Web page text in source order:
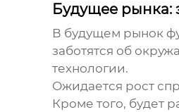
Будущее рынка:
В будущем рынок
заботятся об
технологии.
Ожидается рост
Кроме того, будет